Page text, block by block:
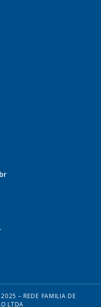
– REDE FAMILIA DE
LTDA